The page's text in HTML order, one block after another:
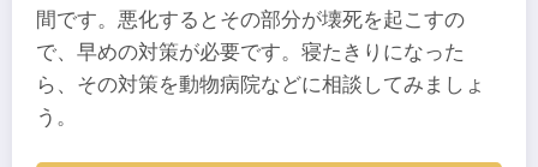
間です。悪化するとその部分が壊死を起こすの
で、早めの対策が必要です。寝たきりになった
ら、その対策を動物病院などに相談してみましょ
う。